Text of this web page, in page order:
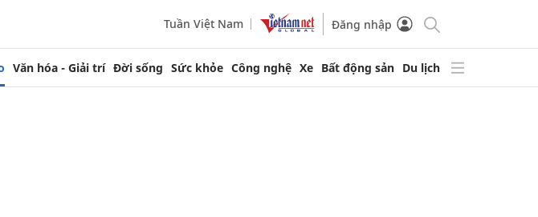
Tuần Việt Nam Đăng nhập
Văn hóa - Giải trí Đời sống Sức khỏe Công nghệ Xe Bất động sản Du lịch